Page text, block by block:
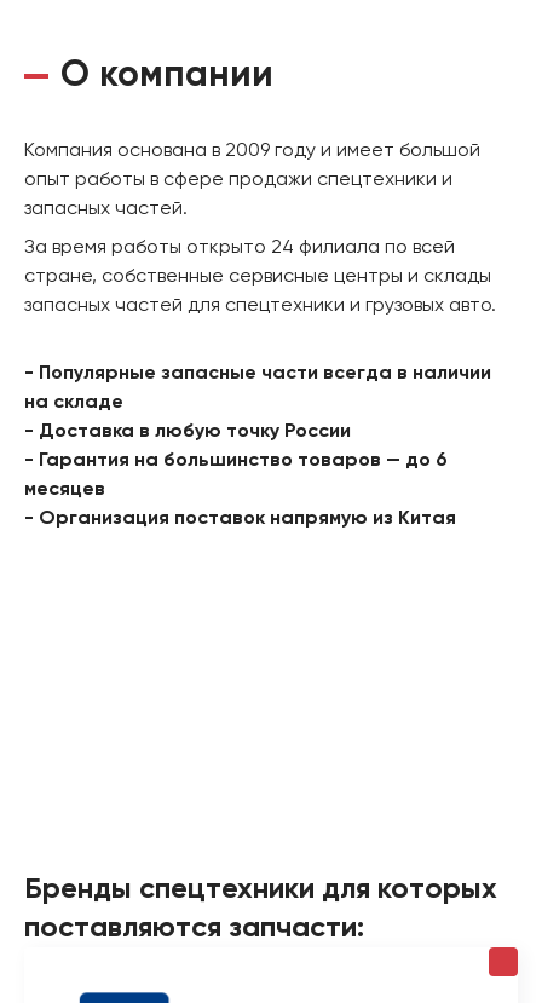
О компании
Компания основана в 2009 году и имеет большой
опыт работы в сфере продажи спецтехники и
запасных частей.
За время работы открыто 24 филиала по всей
стране, собственные сервисные центры и склады
запасных частей для спецтехники и грузовых авто.
- Популярные запасные части всегда в наличии
на складе
- Доставка в любую точку России
- Гарантия на большинство товаров — до 6
месяцев
- Организация поставок напрямую из Китая
Бренды спецтехники для которых
поставляются запчасти: